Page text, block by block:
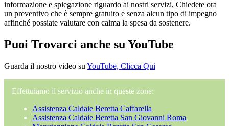
informazione e spiegazione riguardo ai nostri servizi, Chiedete ora
un preventivo che è sempre gratuito e senza alcun tipo di impegno
affinché possiate valutare con calma la spesa da sostenere.
Puoi Trovarci anche su YouTube
Guarda il nostro video su YouTube, Clicca Qui
Effettuiamo il servizio anche in queste zone:
Assistenza Caldaie Beretta Caffarella
Assistenza Caldaie Beretta San Giovanni Roma